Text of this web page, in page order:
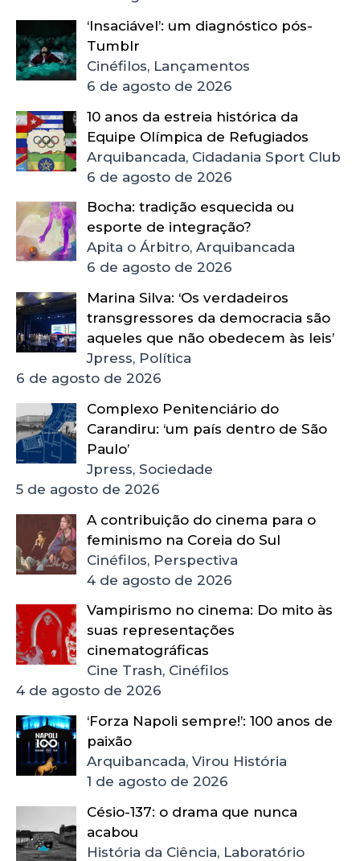
‘Insaciável’: um diagnóstico pós-
Tumblr
Cinéfilos, Lançamentos
6 de agosto de 2026
10 anos da estreia histórica da
Equipe Olímpica de Refugiados
Arquibancada, Cidadania Sport Club
6 de agosto de 2026
Bocha: tradição esquecida ou
esporte de integração?
Apita o Árbitro, Arquibancada
6 de agosto de 2026
Marina Silva: ‘Os verdadeiros
transgressores da democracia são
aqueles que não obedecem às leis’
Jpress, Política
6 de agosto de 2026
Complexo Penitenciário do
Carandiru: ‘um país dentro de São
Paulo’
Jpress, Sociedade
5 de agosto de 2026
A contribuição do cinema para o
feminismo na Coreia do Sul
Cinéfilos, Perspectiva
4 de agosto de 2026
Vampirismo no cinema: Do mito às
suas representações
cinematográficas
Cine Trash, Cinéfilos
4 de agosto de 2026
‘Forza Napoli sempre!’: 100 anos de
paixão
Arquibancada, Virou História
1 de agosto de 2026
Césio-137: o drama que nunca
acabou
História da Ciência, Laboratório